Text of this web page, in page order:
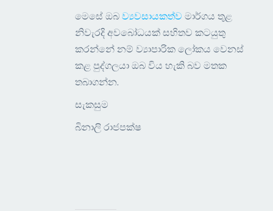
මෙසේ ඔබව්‍යවසායකත්ව මාර්ගය තුළ
නිවැරදි අවබෝධයක් සහිතව කටයුතු
කරන්නේ නම් ව්‍යාපාරික ලෝකය වෙනස්
කළ පුද්ගලයා ඔබ විය හැකි බව මතක
තබාගන්න.
සැකසුම
බිනාලි රාජපක්ෂ